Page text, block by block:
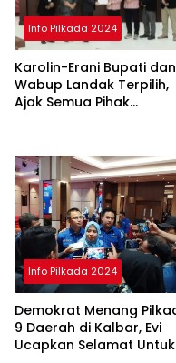
Info Pilkada 2024
Karolin-Erani Bupati dan
Wabup Landak Terpilih,
Ajak Semua Pihak
Info Pilkada 2024
Demokrat Menang
9 Daerah di Kalbar, Evi
Ucapkan Selamat Untuk